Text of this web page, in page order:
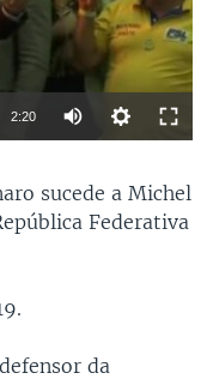
2:20
sucede a Michel
Federativa
da